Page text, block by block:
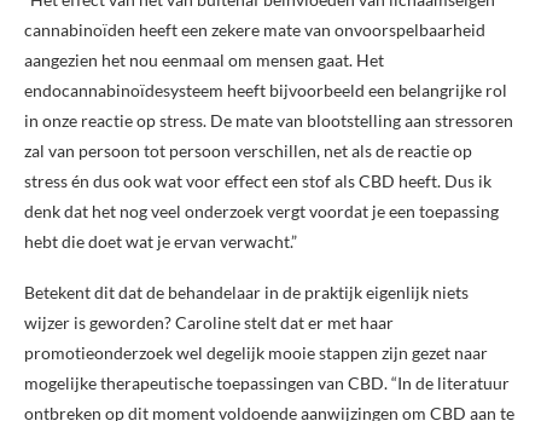
cannabinoïden heeft een zekere mate van onvoorspelbaarheid
aangezien het nou eenmaal om mensen gaat. Het
endocannabinoïdesysteem heeft bijvoorbeeld een belangrijke rol
in onze reactie op stress. De mate van blootstelling aan stressoren
zal van persoon tot persoon verschillen, net als de reactie op
stress én dus ook wat voor effect een stof als CBD heeft. Dus ik
denk dat het nog veel onderzoek vergt voordat je een toepassing
hebt die doet wat je ervan verwacht.”
Betekent dit dat de behandelaar in de praktijk eigenlijk niets
wijzer is geworden? Caroline stelt dat er met haar
promotieonderzoek wel degelijk mooie stappen zijn gezet naar
mogelijke therapeutische toepassingen van CBD. “In de literatuur
ontbreken op dit moment voldoende aanwijzingen om CBD aan te